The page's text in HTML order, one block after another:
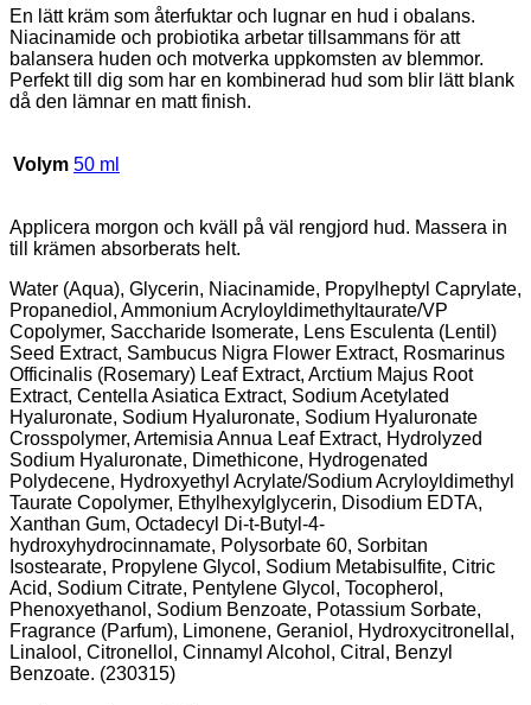
En lätt kräm som återfuktar och lugnar en hud i obalans.
Niacinamide och probiotika arbetar tillsammans för att
balansera huden och motverka uppkomsten av blemmor.
Perfekt till dig som har en kombinerad hud som blir lätt blank
då den lämnar en matt finish.
Volym 50 ml
Applicera morgon och kväll på väl rengjord hud. Massera in
till krämen absorberats helt.
Water (Aqua), Glycerin, Niacinamide, Propylheptyl Caprylate,
Propanediol, Ammonium Acryloyldimethyltaurate/VP
Copolymer, Saccharide Isomerate, Lens Esculenta (Lentil)
Seed Extract, Sambucus Nigra Flower Extract, Rosmarinus
Officinalis (Rosemary) Leaf Extract, Arctium Majus Root
Extract, Centella Asiatica Extract, Sodium Acetylated
Hyaluronate, Sodium Hyaluronate, Sodium Hyaluronate
Crosspolymer, Artemisia Annua Leaf Extract, Hydrolyzed
Sodium Hyaluronate, Dimethicone, Hydrogenated
Polydecene, Hydroxyethyl Acrylate/Sodium Acryloyldimethyl
Taurate Copolymer, Ethylhexylglycerin, Disodium EDTA,
Xanthan Gum, Octadecyl Di-t-Butyl-4-
hydroxyhydrocinnamate, Polysorbate 60, Sorbitan
Isostearate, Propylene Glycol, Sodium Metabisulfite, Citric
Acid, Sodium Citrate, Pentylene Glycol, Tocopherol,
Phenoxyethanol, Sodium Benzoate, Potassium Sorbate,
Fragrance (Parfum), Limonene, Geraniol, Hydroxycitronellal,
Linalool, Citronellol, Cinnamyl Alcohol, Citral, Benzyl
Benzoate. (230315)